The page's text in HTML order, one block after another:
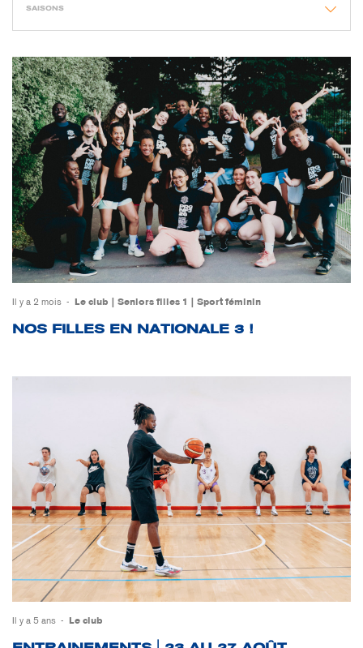
SAISONS
Il y a 2 mois Le club Seniors filles 1 Sport féminin
NOS FILLES EN NATIONALE 3 !
Il y a 5 ans Le club